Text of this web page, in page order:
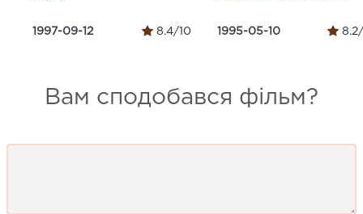
1997-09-12 8.4/10 1995-05-10 8.2/
Вам сподобався фільм?